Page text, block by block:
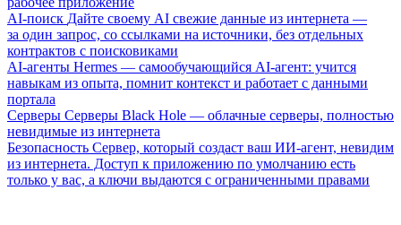
AI-поиск Дайте своему AI свежие данные из интернета —
за один запрос, со ссылками на источники, без отдельных
контрактов с поисковиками
AI-агенты Hermes — самообучающийся AI-агент: учится
навыкам из опыта, помнит контекст и работает с данными
портала
Серверы Серверы Black Hole — облачные серверы, полностью
невидимые из интернета
Безопасность Сервер, который создаст ваш ИИ-агент, невидим
из интернета. Доступ к приложению по умолчанию есть
только у вас, а ключи выдаются с ограниченными правами